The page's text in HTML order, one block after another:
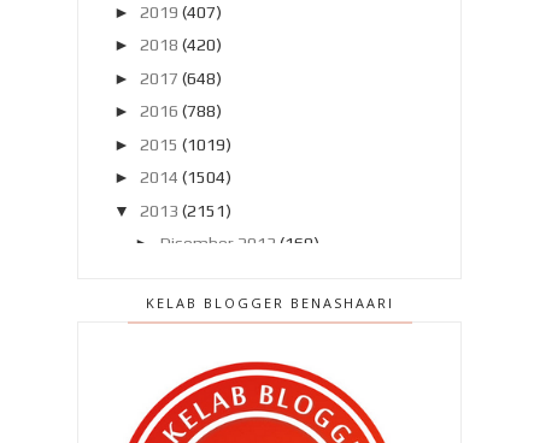
► 2019 (407)
► 2018 (420)
► 2017 (648)
► 2016 (788)
► 2015 (1019)
► 2014 (1504)
▼
2013 (2151)
► Disember 2013 (169)
►Oktober 2013 (160)
Ogos 2013(182)
Bila Ammar datang ..
KELAB BLOGGER BENASHAARI